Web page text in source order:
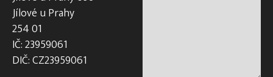
Jílové u Prahy
254 01
IČ: 23959061
DIČ: CZ23959061